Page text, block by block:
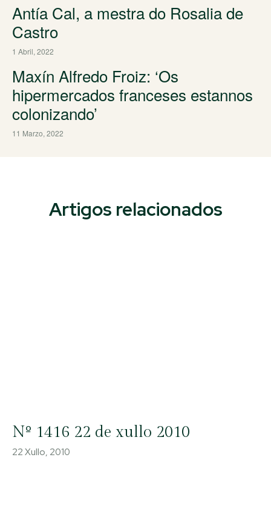
Antía Cal, a mestra do Rosalia de
Castro
1 Abril, 2022
Maxín Alfredo Froiz: ‘Os
hipermercados franceses estannos
colonizando’
11 Marzo, 2022
Artigos relacionados
Nº 1416 22 de xullo 2010
22 Xullo, 2010